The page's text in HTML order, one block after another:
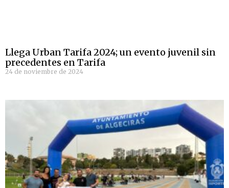
Llega Urban Tarifa 2024; un evento juvenil sin
precedentes en Tarifa
24 de noviembre de 2024